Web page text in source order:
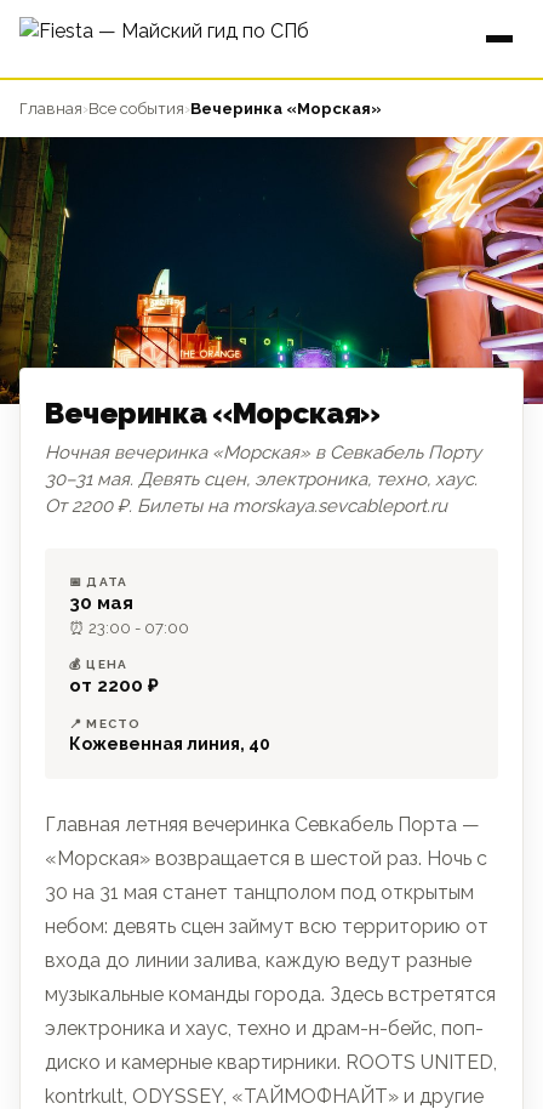
Главная›Все события›Вечеринка «Морская»
ФЕСТИВАЛЬ
Вечеринка «Морская»
Ночная вечеринка «Морская» в Севкабель Порту
30–31 мая. Девять сцен, электроника, техно, хаус.
От 2200 ₽. Билеты на morskaya.sevcableport.ru
📅 ДАТА
30 мая
⏰ 23:00 - 07:00
💰 ЦЕНА
от 2200 ₽
📍 МЕСТО
Кожевенная линия, 40
Главная летняя вечеринка Севкабель Порта —
«Морская» возвращается в шестой раз. Ночь с
30 на 31 мая станет танцполом под открытым
небом: девять сцен займут всю территорию от
входа до линии залива, каждую ведут разные
музыкальные команды города. Здесь встретятся
электроника и хаус, техно и драм-н-бейс, поп-
диско и камерные квартирники. ROOTS UNITED,
kontrkult, ODYSSEY, «ТАЙМОФНАЙТ» и другие